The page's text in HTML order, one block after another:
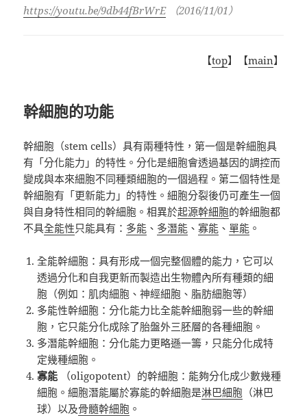
https://youtu.be/9db44fBrWrE（2016/11/01）
【top】【main】
幹細胞的功能
幹細胞（stem cells）具有兩種特性，第一個是幹細胞具
有「分化能力」的特性。分化是細胞會透過基因的調控而
變成與本來細胞不同種類細胞的一個過程。第二個特性是
幹細胞有「更新能力」的特性。細胞分裂後仍可產生一個
與自身特性相同的幹細胞。相異於起源幹細胞的幹細胞都
不具全能性只能具有： 多能 、 多潛能 、寡能 、 單能 。
全能幹細胞：具有形成一個完整個體的能力，它可以
透過分化和自我更新而製造出生物體內所有種類的細
胞（例如：肌肉細胞、神經細胞、脂肪細胞等）
多能性幹細胞：分化能力比全能幹細胞弱一些的幹細
胞，它只能分化成除了胎盤外三胚層的各種細胞。
多潛能幹細胞：分化能力更略遜一籌，只能分化成特
定幾種細胞。
寡能 （oligopotent）的幹細胞：能夠分化成少數幾種
細胞。細胞潛能屬於寡能的幹細胞是淋巴細胞 （淋巴
球）以及骨髓幹細胞 。